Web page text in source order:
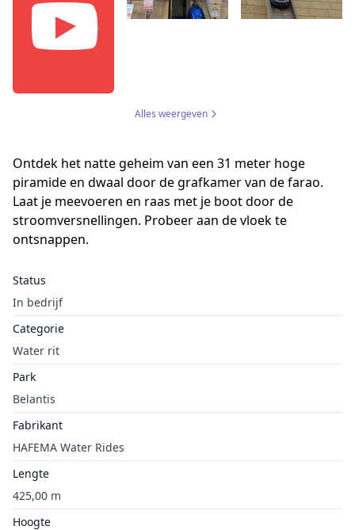
Ontdek het natte geheim van een 31 meter hoge
piramide en dwaal door de grafkamer van de farao.
Laat je meevoeren en raas met je boot door de
stroomversnellingen. Probeer aan de vloek te
ontsnappen.
Status
In bedrijf
Categorie
Water rit
Park
Belantis
Fabrikant
HAFEMA Water Rides
Lengte
425,00 m
Hoogte
Alles weergeven